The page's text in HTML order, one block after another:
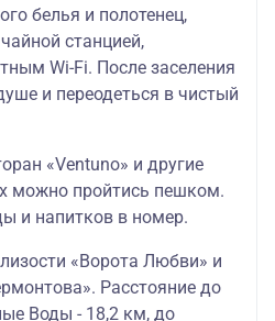
белья и полотенец,
станцией,
Wi-Fi. После заселения
и переодеться в чистый
«Ventuno» и другие
можно пройтись пешком.
и напитков в номер.
«Ворота Любви» и
Расстояние до
Воды - 18,2 км, до